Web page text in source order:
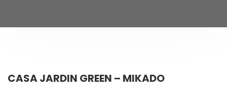
CASA JARDIN GREEN – MIKADO